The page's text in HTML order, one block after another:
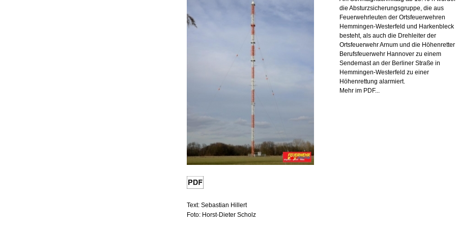
Text: Sebastian Hillert
Foto: Horst-Dieter Scholz
die Absturzsicherungsgruppe, die aus
Feuerwehrleuten der Ortsfeuerwehren
Hemmingen-Westerfeld und Harkenbleck
besteht, als auch die Drehleiter der
Ortsfeuerwehr Arnum und die
Berufsfeuerwehr Hannover zu einem
Sendemast an der Berliner Straße in
Hemmingen-Westerfeld zu einer
Höhenrettung alarmiert.
Mehr im PDF...